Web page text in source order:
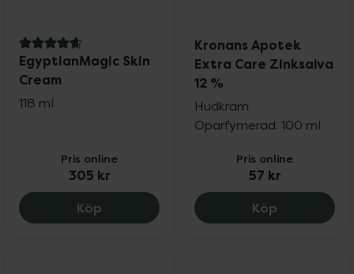
4.7 av 5 i omdöme
EgyptianMagic Skin
Cream
118 ml
Pris online
305 kr
Köp EgyptianMagic Skin Cream, 305 kr.
Kronans Apotek
Extra Care Zinksalva
12 %
Hudkräm
Oparfymerad. 100 ml
Pris online
57 kr
Köp Kronans